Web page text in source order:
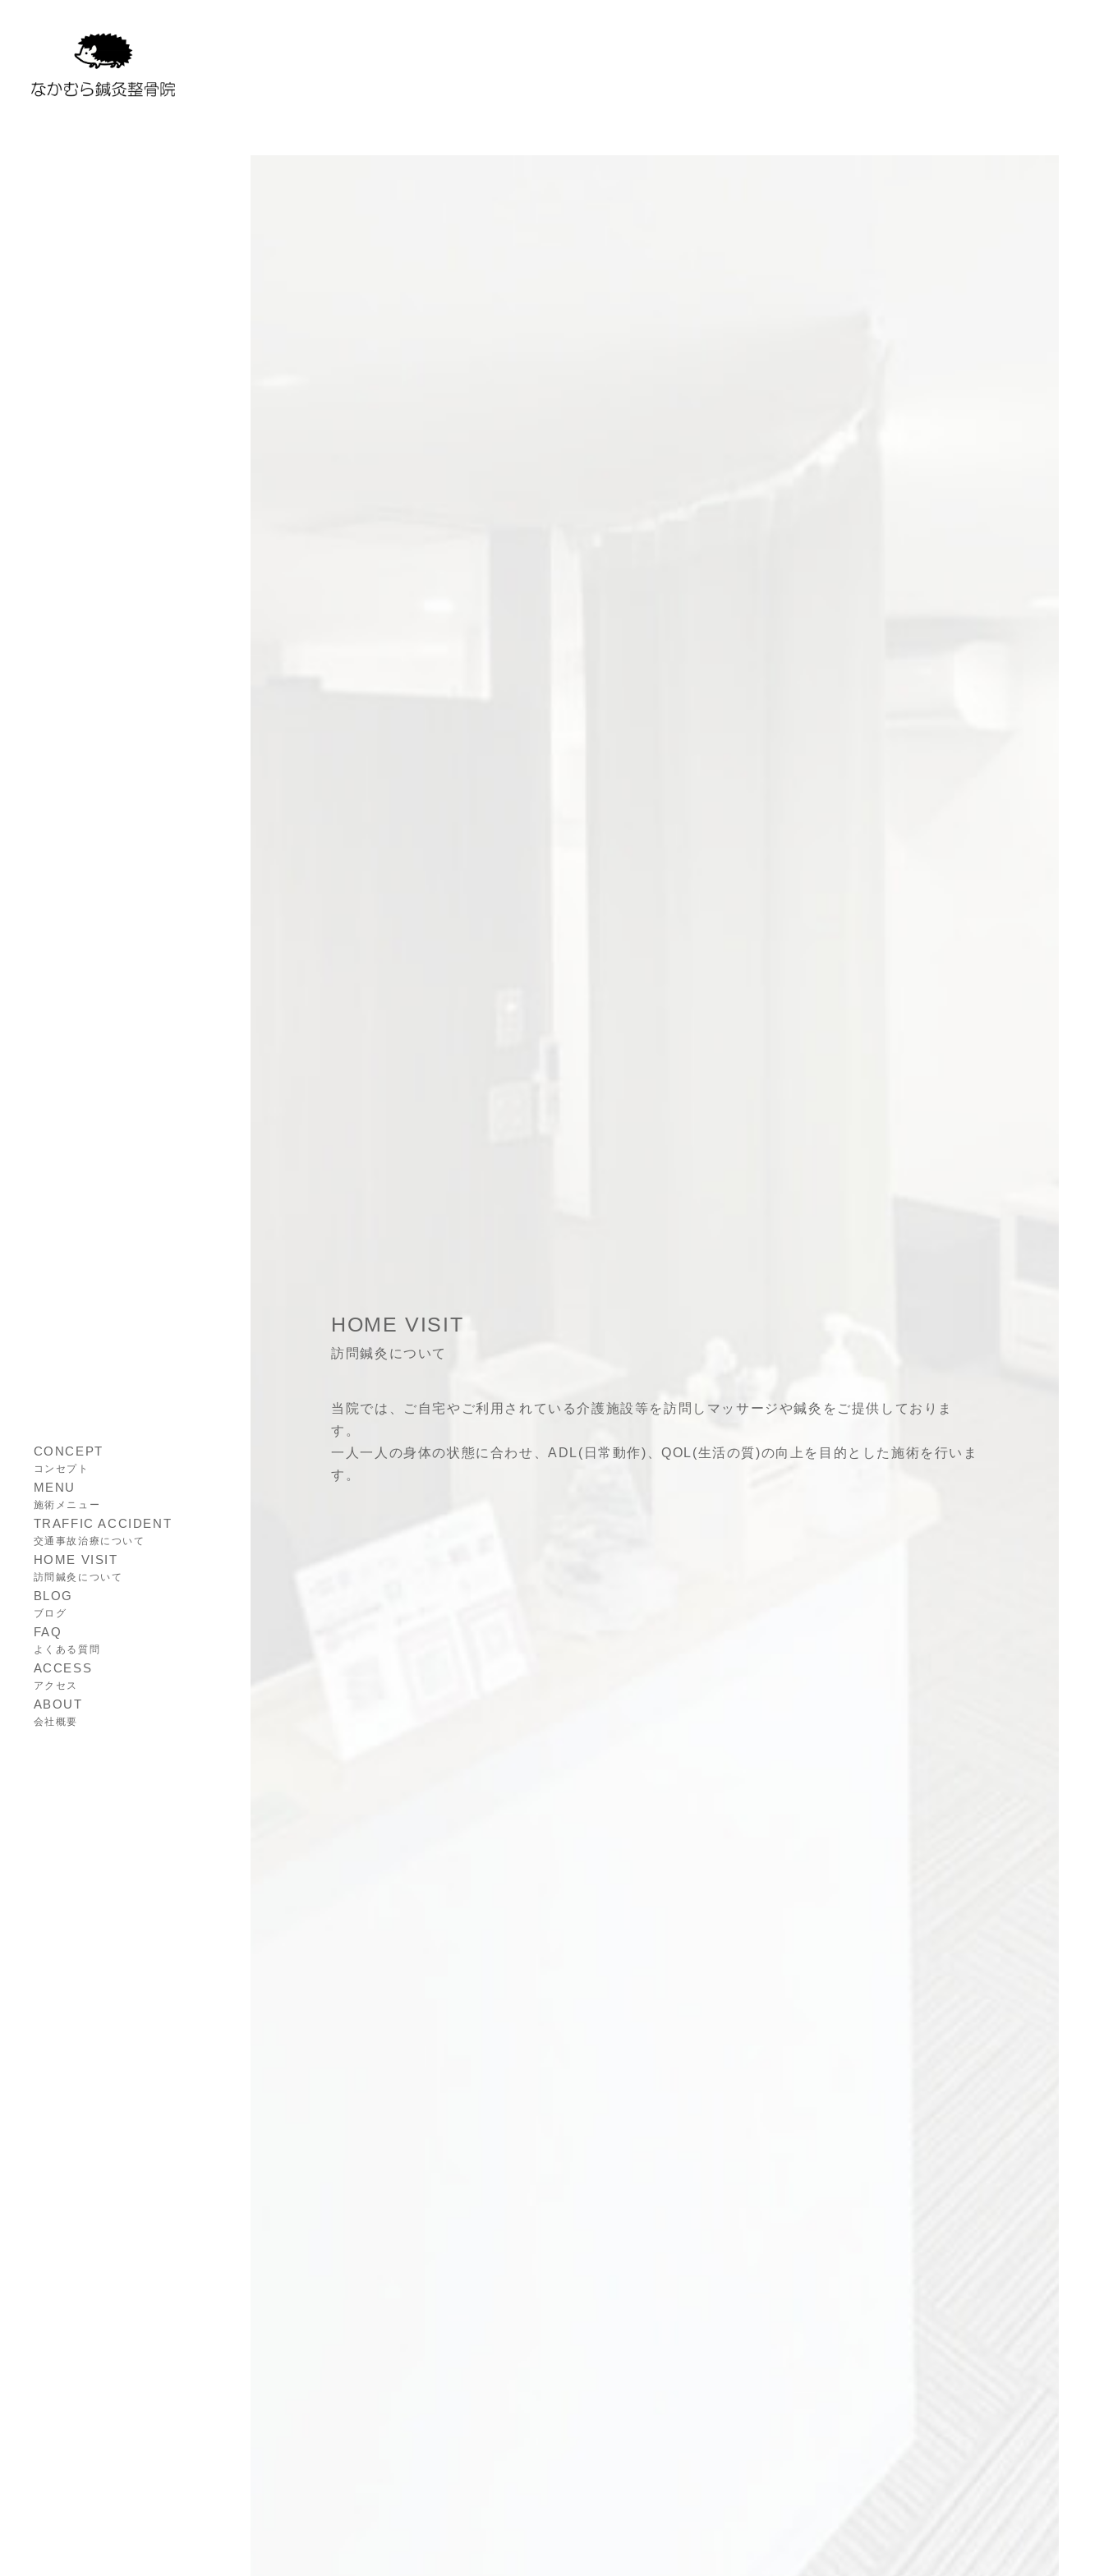
CONCEPT
コンセプト
MENU
施術メニュー
TRAFFIC ACCIDENT
交通事故治療について
HOME VISIT
訪問鍼灸について
BLOG
ブログ
FAQ
よくある質問
ACCESS
アクセス
ABOUT
会社概要
HOME VISIT
訪問鍼灸について
当院では、ご自宅やご利用されている介護施設等を訪問しマッサージや鍼灸をご提供しておりま
す。
一人一人の身体の状態に合わせ、ADL(日常動作)、QOL(生活の質)の向上を目的とした施術を行いま
す。